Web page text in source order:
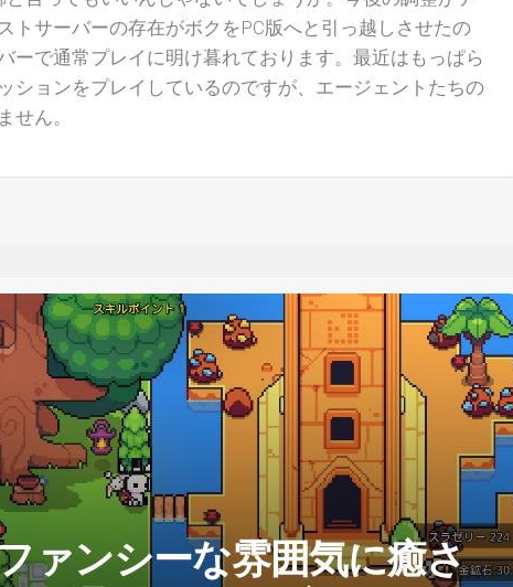
トサーバーの存在がボクをPC版へと引っ越しさせたの
ーで通常プレイに明け暮れております。最近はもっぱら
ションをプレイしているのですが、エージェントたちの
せん。
ァンシーな雰囲気に癒さ